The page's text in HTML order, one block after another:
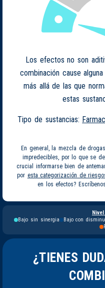
Los efectos no son
combinación cause
más allá de las que
estas
Tipo de sustancias:
En general, la mezcla de
impredecibles, por lo que se
crucial informarse bien de
por esta categorización de
en los efectos?
Bajo sin sinergia
Bajo con
¿TIENES